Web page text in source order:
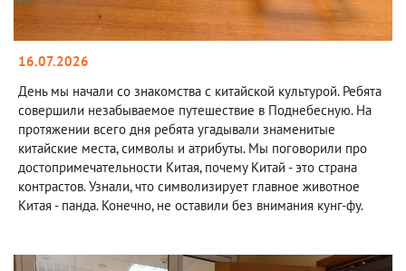
16.07.2026
День мы начали со знакомства с китайской культурой. Ребята
совершили незабываемое путешествие в Поднебесную. На
протяжении всего дня ребята угадывали знаменитые
китайские места, символы и атрибуты. Мы поговорили про
достопримечательности Китая, почему Китай - это страна
контрастов. Узнали, что символизирует главное животное
Китая - панда. Конечно, не оставили без внимания кунг-фу.